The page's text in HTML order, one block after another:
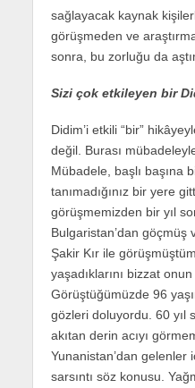
sağlayacak kaynak
görüşmeden ve
sonra, bu zorluğu da
Sizi çok etkileyen bir
Didim’i etkili “bir”
değil. Burası
Mübadele, başlı başına
tanımadığınız bir yere
görüşmemizden bir yıl
Bulgaristan’dan göçmüş
Şakir Kır ile
yaşadıklarını bizzat
Görüştüğümüzde 96
gözleri doluyordu. 60 yıl
akıtan derin acıyı
Yunanistan’dan gelenler
sarsıntı söz konusu.